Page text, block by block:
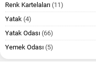
Renk Kartelaları (11)
Yatak (4)
Yatak Odası (66)
Yemek Odası (5)